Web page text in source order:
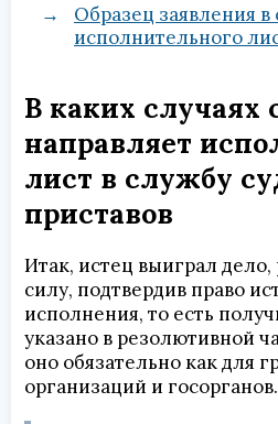
Образец заявления в
исполнительного
В каких случаях
направляет
лист в службу
приставов
Итак, истец выиграл
силу, подтвердив право
исполнения, то есть
указано в резолютивной
оно обязательно как для
организаций и госорганов.